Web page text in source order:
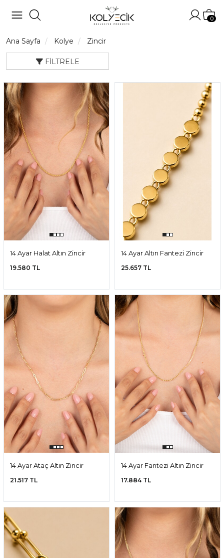
0
Ana Sayfa Kolye Zincir
FILTRELE
14 Ayar Halat Altın Zincir
19.580 TL
14 Ayar Altın Fantezi Zincir
25.657 TL
14 Ayar Ataç Altın Zincir
21.517 TL
14 Ayar Fantezi Altın Zincir
17.884 TL